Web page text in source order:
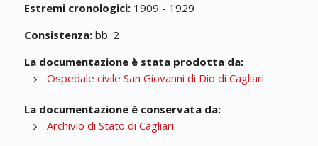
Estremi cronologici:1909 - 1929
Consistenza:bb. 2
La documentazione è stata prodotta da:
Ospedale civile San Giovanni di Dio di Cagliari
La documentazione è conservata da:
Archivio di Stato di Cagliari